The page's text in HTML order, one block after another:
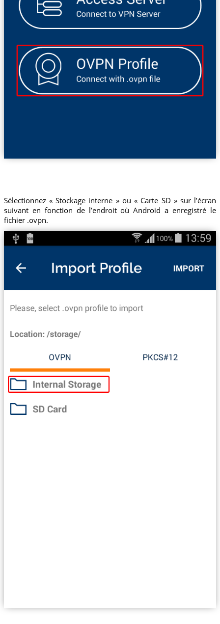
Sélectionnez « Stockage interne » ou « Carte SD » sur l’écran
suivant en fonction de l’endroit où Android a enregistré le
fichier .ovpn.